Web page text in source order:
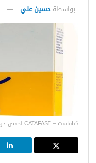
بواسطة حسين علي
كتافاست – CATAFAST لخفض درجة الحرارة والحد من الآلام